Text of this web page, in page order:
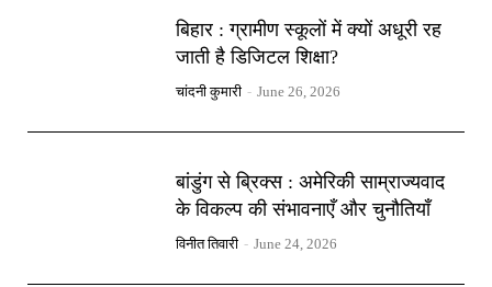
बिहार : ग्रामीण स्कूलों में क्यों अधूरी रह
जाती है डिजिटल शिक्षा?
चांदनी कुमारी - June 26, 2026
बांडुंग से ब्रिक्स : अमेरिकी साम्राज्यवाद
के विकल्प की संभावनाएँ और चुनौतियाँ
विनीत तिवारी - June 24, 2026